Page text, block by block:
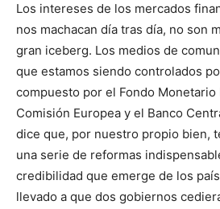
Los intereses de los mercados
nos machacan día tras día, no son
gran iceberg. Los medios de
que estamos siendo controlados
compuesto por el Fondo Monetario
Comisión Europea y el Banco
dice que, por nuestro propio bien,
una serie de reformas
credibilidad que emerge de los
llevado a que dos gobiernos